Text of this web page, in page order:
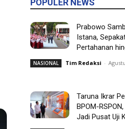
POPULER NEWS
Prabowo
Istana,
Pertahanan
NASIONAL Tim Redaksi -
Taruna Ikrar
BPOM-
Jadi Pusat Uji